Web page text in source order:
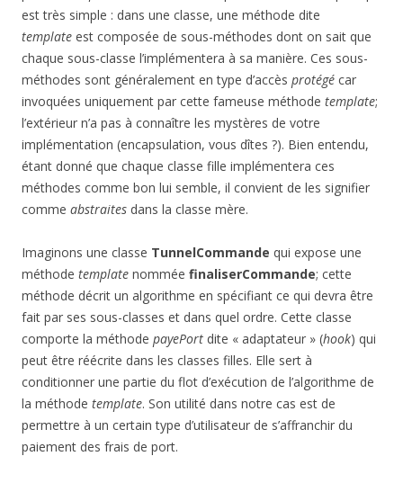
est très simple : dans une classe, une méthode dite
template est composée de sous-méthodes dont on sait que
chaque sous-classe l’implémentera à sa manière. Ces sous-
méthodes sont généralement en type d’accès protégé car
invoquées uniquement par cette fameuse méthode template;
l’extérieur n’a pas à connaître les mystères de votre
implémentation (encapsulation, vous dîtes ?). Bien entendu,
étant donné que chaque classe fille implémentera ces
méthodes comme bon lui semble, il convient de les signifier
comme abstraites dans la classe mère.
Imaginons une classe TunnelCommande qui expose une
méthode template nommée finaliserCommande; cette
méthode décrit un algorithme en spécifiant ce qui devra être
fait par ses sous-classes et dans quel ordre. Cette classe
comporte la méthode payePort dite « adaptateur » (hook) qui
peut être réécrite dans les classes filles. Elle sert à
conditionner une partie du flot d’exécution de l’algorithme de
la méthode template. Son utilité dans notre cas est de
permettre à un certain type d’utilisateur de s’affranchir du
paiement des frais de port.